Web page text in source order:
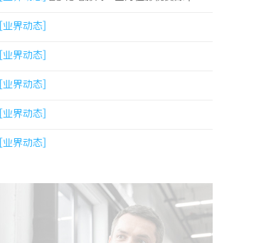
台，满足观影新体验
[业界动态]
[业界动态]
[业界动态]
[业界动态]
[业界动态]